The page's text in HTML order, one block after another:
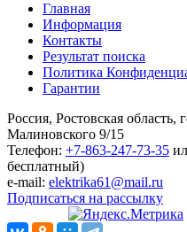
Главная
Информация
Контакты
Результат поиска
Политика
Гарантии
Россия, Ростовская область,
Малиновского 9/15
Телефон: +7-863-247-73-35
бесплатный)
e-mail: elektrika61@mail.ru
Подписаться на рассылку